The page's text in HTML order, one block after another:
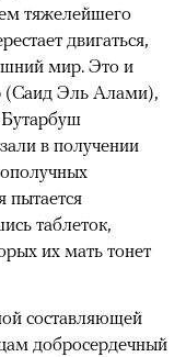
тяжелейшего
двигаться,
мир. Это и
(Саид Эль Алами),
в получении
пытается
таблеток,
их мать тонет
составляющей
добросердечный